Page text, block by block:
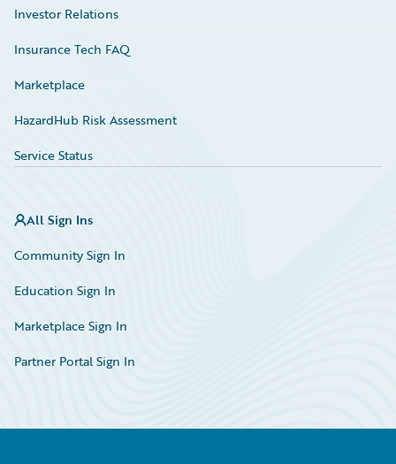
Investor Relations
Insurance Tech FAQ
Marketplace
HazardHub Risk Assessment
Service Status
All Sign Ins
Community Sign In
Education Sign In
Marketplace Sign In
Partner Portal Sign In